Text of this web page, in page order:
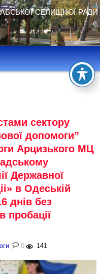
селищної ради
сектору
допомоги”
Арцизького МЦ
Державної
в Одеській
днів без
пробації
| 0 | 141